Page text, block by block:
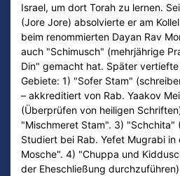
Israel, um dort Torah zu lernen.
(Jore Jore) absolvierte er am
beim renommierten Dayan Rav
auch "Schimusch" (mehrjährige
Din" gemacht hat. Später
Gebiete: 1) "Sofer Stam"
– akkreditiert von Rab. Yaakov
(Überprüfen von heiligen
"Mischmeret Stam". 3) "Schchita"
Studiert bei Rab. Yefet Mugrabi
Mosche". 4) "Chuppa und
der Eheschließung